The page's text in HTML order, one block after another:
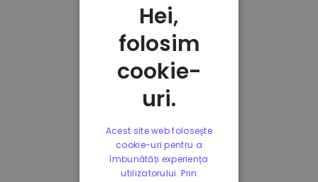
Hei,
folosim
cookie-
uri.
Acest site web folosește
cookie-uri pentru a
îmbunătăți experiența
utilizatorului. Prin